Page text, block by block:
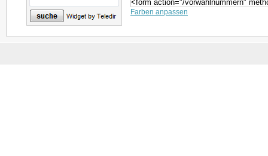
Farben anpassen